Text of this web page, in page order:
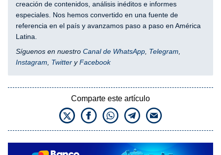
creación de contenidos, análisis inéditos e informes
especiales. Nos hemos convertido en una fuente de
referencia en el país y avanzamos paso a paso en América
Latina.
Síguenos en nuestro Canal de WhatsApp Telegram
Instagram
Twitter yFacebook
Comparte este artículo